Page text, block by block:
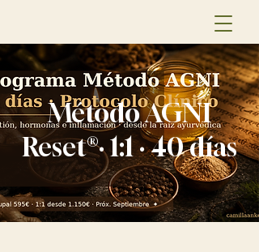
Método AGNI
Reset®· 1:1 · 40 días